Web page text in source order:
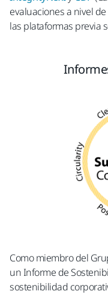
evaluaciones a nivel
las plataformas previa
Como miembro del
un Informe de
sostenibilidad